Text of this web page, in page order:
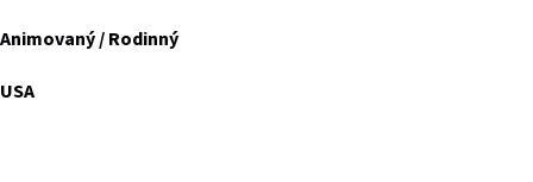
Animovaný / Rodinný
USA